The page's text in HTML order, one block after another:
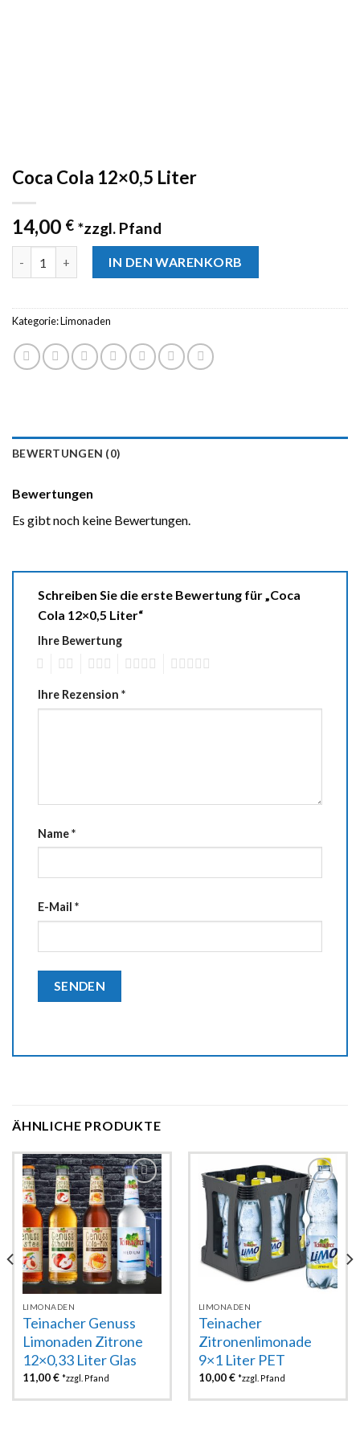
Coca Cola 12×0,5 Liter
14,00 € *zzgl. Pfand
IN DEN WARENKORB
Kategorie:Limonaden
BEWERTUNGEN (0)
Bewertungen
Es gibt noch keine Bewertungen.
Schreiben Sie die erste Bewertung für „Coca
Cola 12×0,5 Liter“
Ihre Bewertung
Ihre Rezension *
Name*
E-Mail *
ÄHNLICHE PRODUKTE
Zur
Wunschliste
hinzufügen
LIMONADEN
Teinacher Genuss
Limonaden Zitrone
12×0,33 Liter Glas
11,00€ *zzgl. Pfand
Zur
Wunschliste
hinzufügen
LIMONADEN
Teinacher
Zitronenlimonade
9×1 Liter PET
10,00€ *zzgl. Pfand